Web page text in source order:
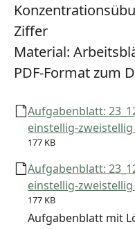
Ziffer
Material:
PDF-Format zum
Aufgabenblatt:
einstellig-
177 KB
Aufgabenblatt:
einstellig-
177 KB
Aufgabenblatt mit